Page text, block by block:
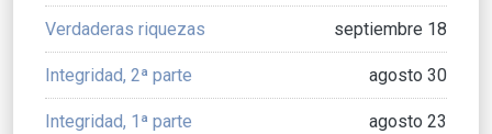
Verdaderas riquezas septiembre 18
Integridad, 2ª parte agosto 30
Integridad, 1ª parte agosto 23